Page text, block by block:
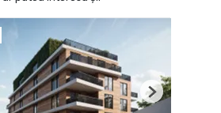
Next